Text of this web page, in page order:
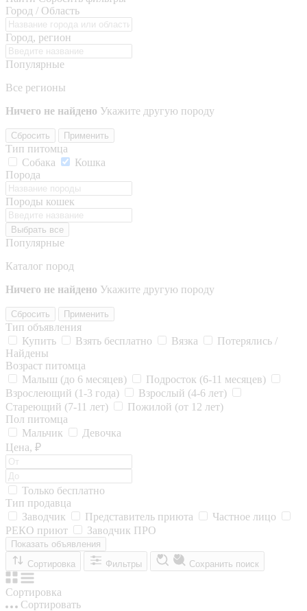
Город / Область
Город, регион
Популярные
Все регионы
Ничего не найдено Укажите другую породу
Сбросить Применить
Тип питомца
Собака
Кошка
Порода
Породы кошек
Выбрать все
Популярные
Каталог пород
Ничего не найдено Укажите другую породу
Сбросить Применить
Тип объявления
Купить
Взять бесплатно Вязка
Потерялись /
Найдены
Возраст питомца
Малыш (до 6 месяцев)
Подросток (6-11 месяцев)
Взрослеющий (1-3 года)
Взрослый (4-6 лет)
Стареющий (7-11 лет)
Пожилой (от 12 лет)
Пол питомца
Мальчик
Девочка
Цена, ₽
Только бесплатно
Тип продавца
Заводчик
Представитель приюта
Частное лицо
РЕКО приют
Заводчик ПРО
Показать объявления
Сортировка
Фильтры Сохранить поиск
Сортировка
Сортировать